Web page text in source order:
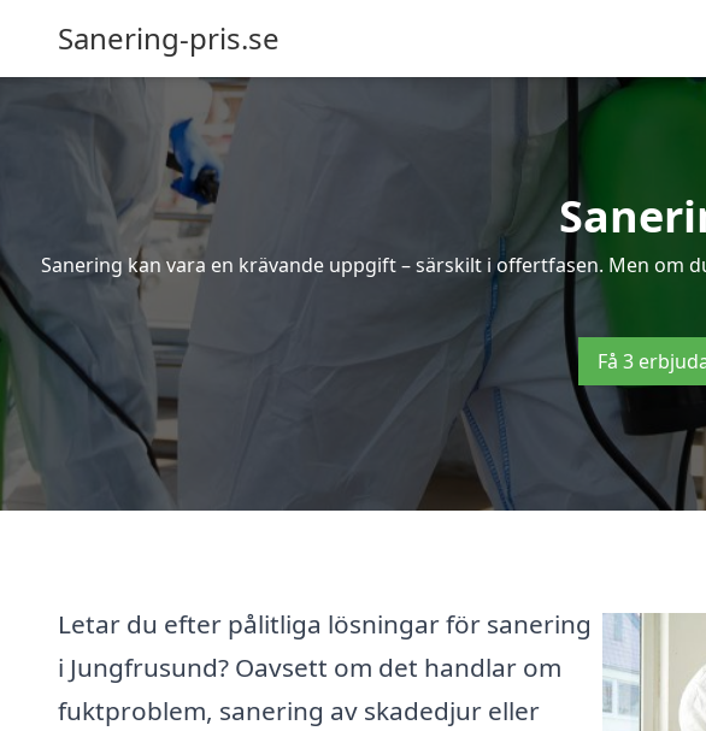
Sanering-pris.se
Sanering kan vara en krävande uppgift – särskilt i offertfasen. Men
Få 3
Letar du efter pålitliga lösningar för sanering
i Jungfrusund? Oavsett om det handlar om
fuktproblem, sanering av skadedjur eller